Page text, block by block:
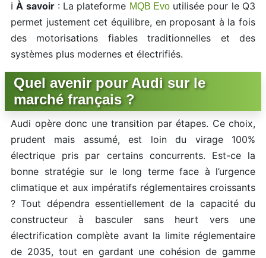
ℹ️À savoir: La plateforme MQB Evoutilisée pour le Q3
permet justement cet équilibre, en proposant à la fois
des motorisations fiables traditionnelles et des
systèmes plus modernes et électrifiés.
Quel avenir pour Audi sur le
marché français ?
Audi opère donc une transition par étapes. Ce choix,
prudent mais assumé, est loin du virage 100%
électrique pris par certains concurrents. Est-ce la
bonne stratégie sur le long terme face à l’urgence
climatique et aux impératifs réglementaires croissants
? Tout dépendra essentiellement de la capacité du
constructeur à basculer sans heurt vers une
électrification complète avant la limite réglementaire
de 2035, tout en gardant une cohésion de gamme